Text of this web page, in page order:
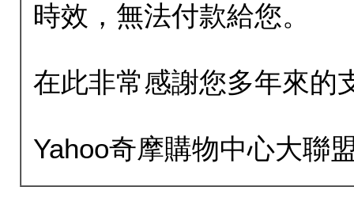
時效，無法付款給您。
在此非常感謝您多年來的
Yahoo奇摩購物中心大